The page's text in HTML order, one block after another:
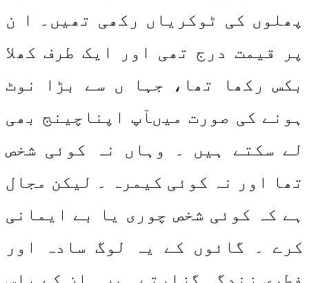
پھلوں کی ٹوکریاں رکھی تھیں۔ ا ن
پر قیمت درج تھی اور ایک طرف کھلا
بکس رکھا تھا، جہا ں سے بڑا نوٹ
ہونے کی صورت میںآپ اپناچینج بھی
لے سکتے ہیں ۔ وہاں نہ کوئی شخص
تھا اور نہ کوئی کیمرہ ۔ لیکن مجال
ہے کہ کوئی شخص چوری یا بے ایمانی
کرے ۔ گائوں کے یہ لوگ سادہ اور
فطری زندگی گزارتے ہیں۔ ان کے پاس